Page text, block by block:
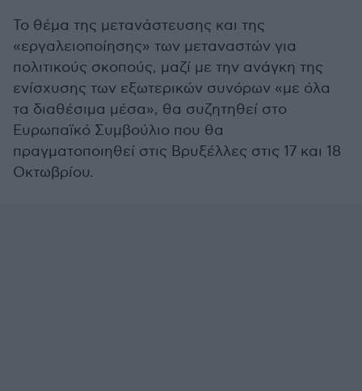
Το θέμα της μετανάστευσης και της
«εργαλειοποίησης» των μεταναστών για
πολιτικούς σκοπούς, μαζί με την ανάγκη της
ενίσχυσης των εξωτερικών συνόρων «με όλα
τα διαθέσιμα μέσα», θα συζητηθεί στο
Ευρωπαϊκό Συμβούλιο που θα
πραγματοποιηθεί στις Βρυξέλλες στις 17 και 18
Οκτωβρίου.